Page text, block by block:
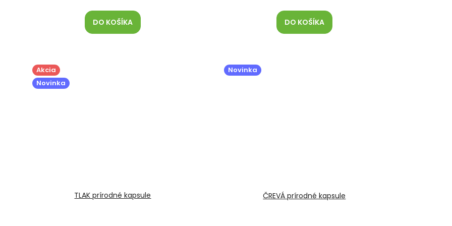
DO KOŠÍKA DO KOŠÍKA
Akcia
Novinka
TLAK prírodné kapsule
Novinka
ČREVÁ prírodné kapsule